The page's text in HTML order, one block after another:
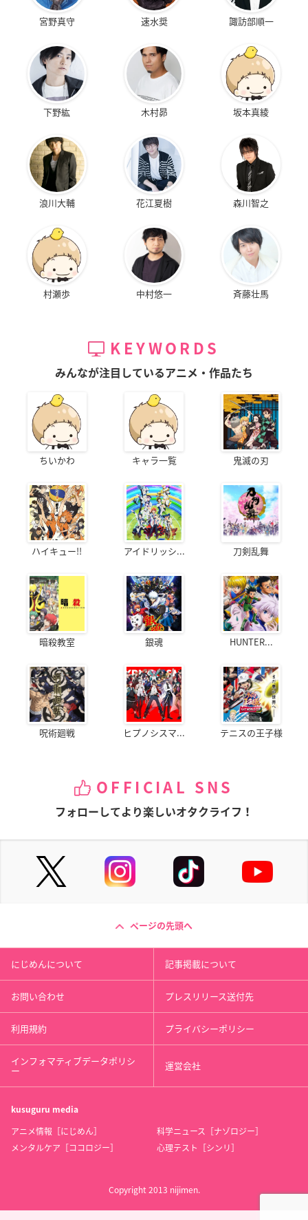
宮野真守 速水奨 諏訪部順一
下野紘 木村昴 坂本真綾
浪川大輔 花江夏樹 森川智之
村瀬歩 中村悠一 斉藤壮馬
KEYWORDS
みんなが注目しているアニメ・作品たち
ちいかわ キャラ一覧 鬼滅の刃
ハイキュー!! アイドリッシ... 刀剣乱舞
暗殺教室 銀魂 HUNTER...
呪術廻戦 ヒプノシスマ... テニスの王子様
OFFICIAL SNS
フォローしてより楽しいオタクライフ！
ページの先頭へ
にじめんについて 記事掲載について
お問い合わせ プレスリリース送付先
利用規約 プライバシーポリシー
インフォマティブデータポリシ
ー 運営会社
kusuguru media
アニメ情報［にじめん］
科学ニュース［ナゾロジー］
メンタルケア［ココロジー］
心理テスト［シンリ］
Copyright 2013 nijimen.